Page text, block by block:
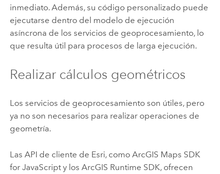
inmediato. Además, su código personalizado puede
ejecutarse dentro del modelo de ejecución
asíncrona de los servicios de geoprocesamiento, lo
que resulta útil para procesos de larga ejecución.
Realizar cálculos geométricos
Los servicios de geoprocesamiento son útiles, pero
ya no son necesarios para realizar operaciones de
geometría.
Las API de cliente de Esri, como ArcGIS Maps SDK
for JavaScripty los ArcGIS Runtime SDK, ofrecen